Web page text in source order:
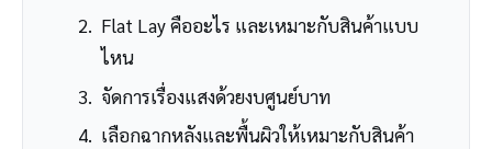
Flat Lay คืออะไร และเหมาะกับสินค้าแบบ
ไหน
จัดการเรื่องแสงด้วยงบศูนย์บาท
เลือกฉากหลังและพื้นผิวให้เหมาะกับสินค้า